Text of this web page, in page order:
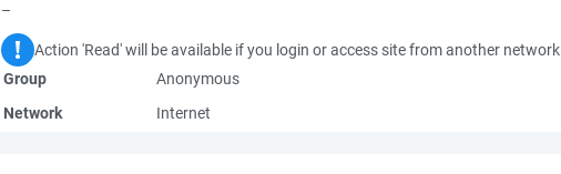
–
Action 'Read' will be available if you login or access site from another network
Group
Anonymous
Network
Internet